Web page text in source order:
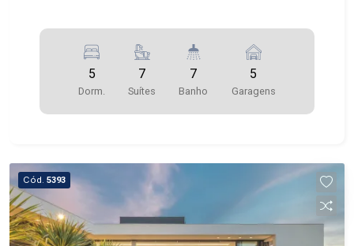
5
Dorm.
7
Suítes
7
Banho
5
Garagens
Cód. 5393